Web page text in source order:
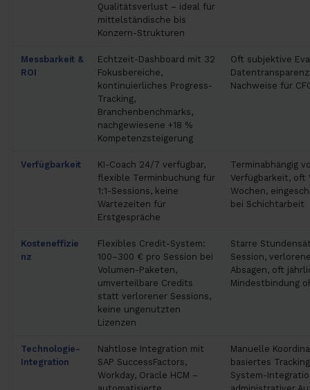
Qualitätsverlust – ideal für
mittelständische bis
Konzern-Strukturen
Messbarkeit &
ROI
Echtzeit-Dashboard mit 32
Fokusbereiche,
kontinuierliches Progress-
Tracking,
Branchenbenchmarks,
nachgewiesene +18 %
Kompetenzsteigerung
Oft subjektive
Nachweise für
Verfügbarkeit
KI-Coach 24/7 verfügbar,
flexible Terminbuchung für
1:1-Sessions, keine
Wartezeiten für
Erstgespräche
Terminabhängig
Verfügbarkeit, oft
Wochen,
bei Schichtarbeit
Kosteneffizie
nz
Flexibles Credit-System:
100–300 € pro Session bei
Volumen-Paketen,
umverteilbare Credits
statt verlorener Sessions,
keine ungenutzten
Lizenzen
Starre
Session,
Absagen, oft
Mindestbindung
Technologie-
Integration
Nahtlose Integration mit
SAP SuccessFactors,
Workday, Oracle HCM –
Manuelle
basiertes
System-